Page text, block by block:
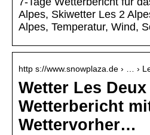
Alpes, Skiwetter Les 2
Alpes, Temperatur, Wind,
http s://www.snowplaza.de › … ›
Wetter Les
Wetterbericht
Wettervorher…